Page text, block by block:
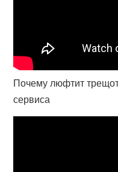
Почему люфтит
сервиса